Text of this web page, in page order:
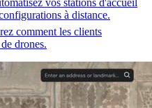
vos stations d'accueil
à distance.
comment les clients
drones.